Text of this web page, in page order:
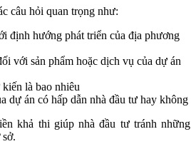
câu hỏi quan trọng như:
định hướng phát triển của địa phương
với sản phẩm hoặc dịch vụ của dự án
là bao nhiêu
dự án có hấp dẫn nhà đầu tư hay không
khả thi giúp nhà đầu tư tránh những